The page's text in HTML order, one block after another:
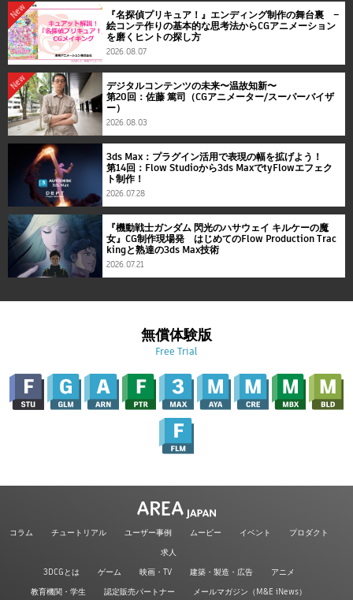
New
『名探偵プリキュア！』エンディング制作の舞台裏 ―
絵コンテ作りの基本的な思考法からCGアニメーション
を磨くヒントの探し方
2026.08.07
New
デジタルコンテンツの未来〜温故知新〜
第20回：佐藤 篤司（CGアニメーター/スーパーバイザ
ー）
2026.08.03
3ds Max：プラグイン活用で表現の幅を拡げよう！
第14回：Flow Studioから3ds MaxでtyFlowエフェク
ト制作！
2026.07.28
『機動戦士ガンダム 閃光のハサウェイ キルケーの魔
女』CG制作現場発 はじめてのFlow Production Trac
kingと熟達の3ds Max技術
2026.07.21
無償体験版
Free Trial
コラム チュートリアル ユーザー事例 ムービー イベント
プロダクト
求人
3DCGとは
ゲーム 映画・TV 建築・製造・広告
アニメ
教育機関・学生
認定販売パートナー メールマガジン（M&E iNews）